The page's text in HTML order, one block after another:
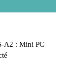
A2 : Mini PC